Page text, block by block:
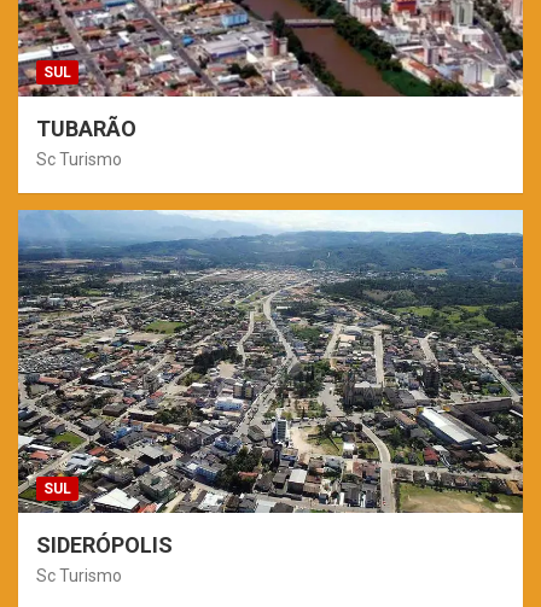
SUL
TUBARÃO
Sc Turismo
SUL
SIDERÓPOLIS
Sc Turismo